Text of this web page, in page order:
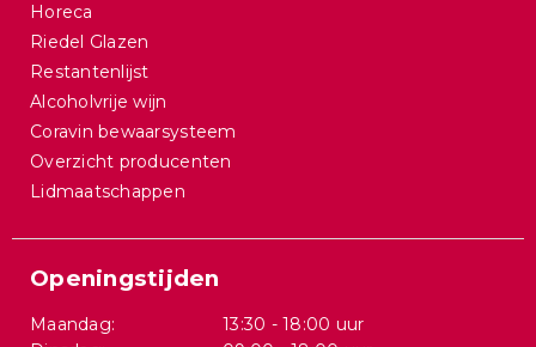
Horeca
Riedel Glazen
Restantenlijst
Alcoholvrije wijn
Coravin bewaarsysteem
Overzicht producenten
Lidmaatschappen
Openingstijden
Maandag:
13:30 - 18:00 uur